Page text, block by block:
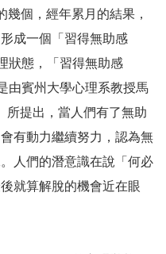
幾個，經年累月的結果，
成一個「習得無助感
狀態，「習得無助感
由賓州大學心理系教授馬
所提出，當人們有了無助
有動力繼續努力，認為無
人們的潛意識在說「何必
就算解脫的機會近在眼